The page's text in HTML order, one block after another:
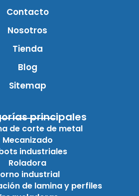
Contacto
Nosotros
Tienda
Blog
Sitemap
principales
de corte de metal
Mecanizado
industriales
Roladora
industrial
de lamina y perfiles